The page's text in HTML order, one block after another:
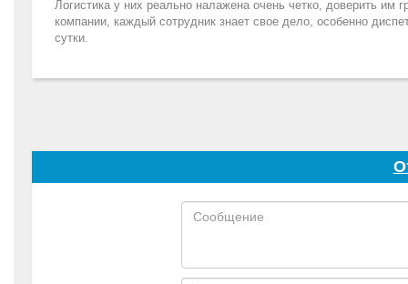
Логистика у них реально налажена очень четко, доверить им
компании, каждый сотрудник знает свое дело, особенно
сутки.